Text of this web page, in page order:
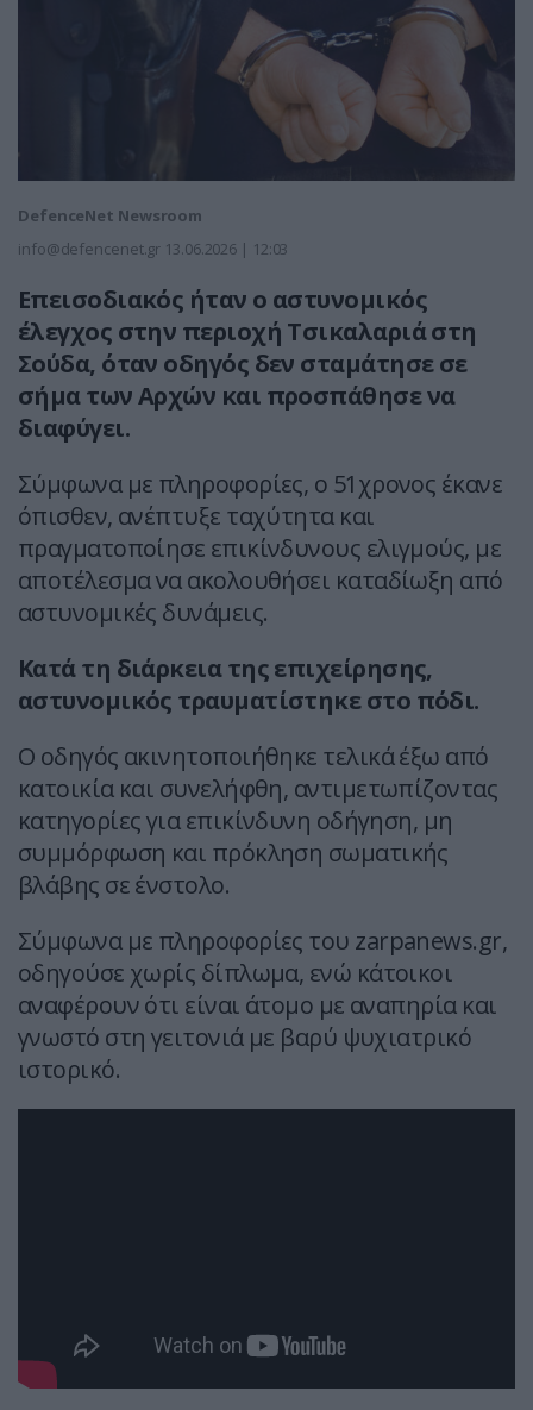
DefenceNet Newsroom
info@defencenet.gr 13.06.2026 | 12:03
Επεισοδιακός ήταν ο αστυνομικός
έλεγχος στην περιοχή Τσικαλαριά στη
Σούδα, όταν οδηγός δεν σταμάτησε σε
σήμα των Αρχών και προσπάθησε να
διαφύγει.
Σύμφωνα με πληροφορίες, ο 51χρονος έκανε
όπισθεν, ανέπτυξε ταχύτητα και
πραγματοποίησε επικίνδυνους ελιγμούς, με
αποτέλεσμα να ακολουθήσει καταδίωξη από
αστυνομικές δυνάμεις.
Κατά τη διάρκεια της επιχείρησης,
αστυνομικός τραυματίστηκε στο πόδι.
Ο οδηγός ακινητοποιήθηκε τελικά έξω από
κατοικία και συνελήφθη, αντιμετωπίζοντας
κατηγορίες για επικίνδυνη οδήγηση, μη
συμμόρφωση και πρόκληση σωματικής
βλάβης σε ένστολο.
Σύμφωνα με πληροφορίες του zarpanews.gr,
οδηγούσε χωρίς δίπλωμα, ενώ κάτοικοι
αναφέρουν ότι είναι άτομο με αναπηρία και
γνωστό στη γειτονιά με βαρύ ψυχιατρικό
ιστορικό.